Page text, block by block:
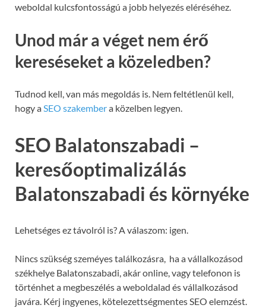
weboldal kulcsfontosságú a jobb helyezés eléréséhez.
Unod már a véget nem érő
kereséseket a közeledben?
Tudnod kell, van más megoldás is. Nem feltétlenül kell,
hogy aSEO szakembera közelben legyen.
SEO Balatonszabadi –
keresőoptimalizálás
Balatonszabadi és környéke
Lehetséges ez távolról is? A válaszom: igen.
Nincs szükség szeméyes találkozásra, ha a vállalkozásod
székhelye Balatonszabadi, akár online, vagy telefonon is
történhet a megbeszélés a weboldalad és vállalkozásod
javára. Kérj ingyenes, kötelezettségmentes SEO elemzést.